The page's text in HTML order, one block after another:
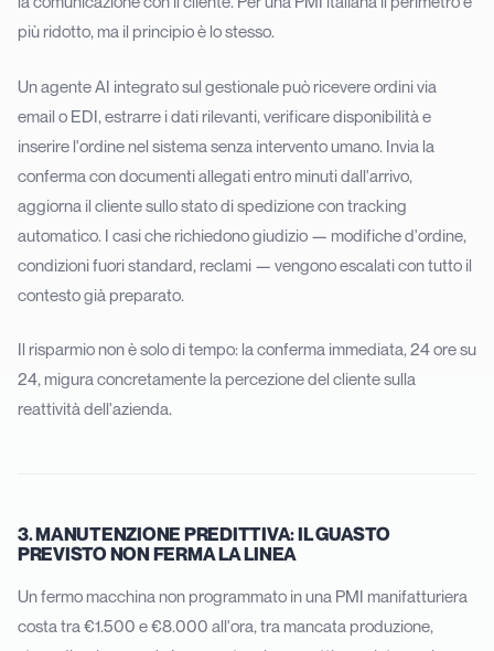
più ridotto, ma il principio è lo stesso.
Un agente AI integrato sul gestionale può ricevere ordini via
email o EDI, estrarre i dati rilevanti, verificare disponibilità e
inserire l'ordine nel sistema senza intervento umano. Invia la
conferma con documenti allegati entro minuti dall'arrivo,
aggiorna il cliente sullo stato di spedizione con tracking
automatico. I casi che richiedono giudizio — modifiche d'ordine,
condizioni fuori standard, reclami — vengono escalati con tutto il
contesto già preparato.
Il risparmio non è solo di tempo: la conferma immediata, 24 ore su
24, migura concretamente la percezione del cliente sulla
reattività dell'azienda.
3. MANUTENZIONE PREDITTIVA: IL GUASTO
PREVISTO NON FERMA LA LINEA
Un fermo macchina non programmato in una PMI manifatturiera
costa tra €1.500 e €8.000 all'ora, tra mancata produzione,